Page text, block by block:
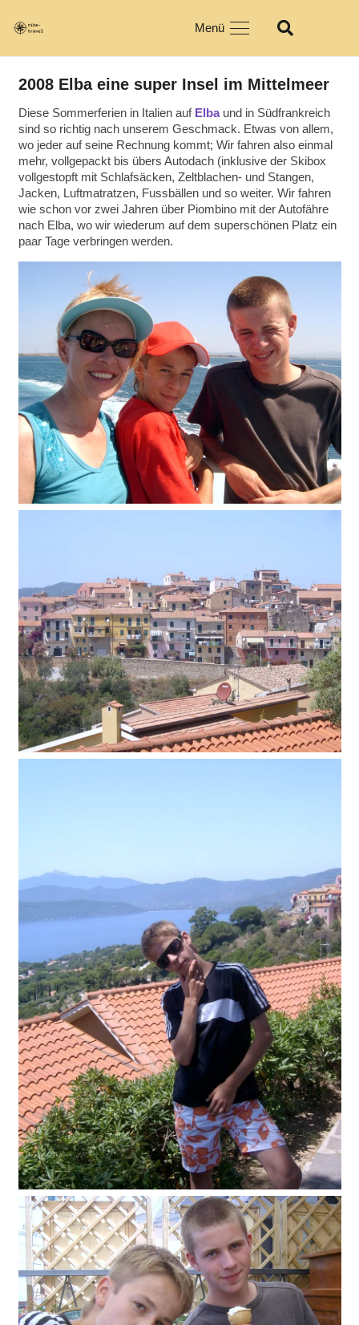
Menü
2008 Elba eine super Insel im Mittelmeer
Diese Sommerferien in Italien auf Elbaund in Südfrankreich
sind so richtig nach unserem Geschmack. Etwas von allem,
wo jeder auf seine Rechnung kommt; Wir fahren also einmal
mehr, vollgepackt bis übers Autodach (inklusive der Skibox
vollgestopft mit Schlafsäcken, Zeltblachen- und Stangen,
Jacken, Luftmatratzen, Fussbällen und so weiter. Wir fahren
wie schon vor zwei Jahren über Piombino mit der Autofähre
nach Elba, wo wir wiederum auf dem superschönen Platz ein
paar Tage verbringen werden.